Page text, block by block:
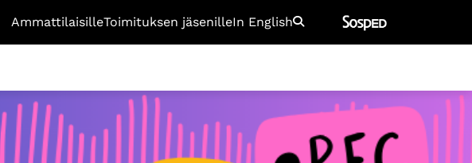
AmmattilaisilleToimituksen jäsenilleIn English Etsi